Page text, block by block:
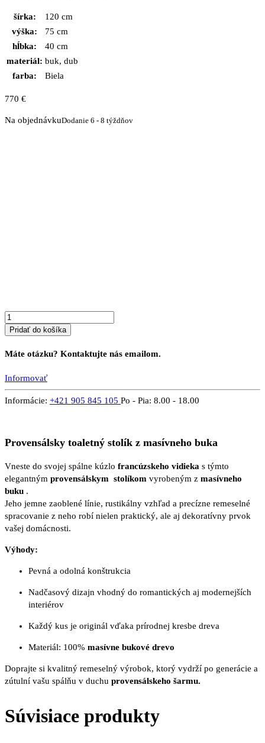
šírka:
120 cm
výška:
75 cm
hĺbka:
40 cm
materiál: buk, dub
farba:
Biela
770 €
Na objednávkuDodanie 6 - 8 týždňov
Pridať do košíka
Máte otázku? Kontaktujte nás emailom.
Informovať
Informácie: +421 905 845 105 Po - Pia: 8.00 - 18.00
Provensálsky toaletný stolík z masívneho buka
Vneste do svojej spálne kúzlo francúzskeho vidieka s týmto
elegantným provensálskym stolíkom vyrobeným z masívneho
buku .
Jeho jemne zaoblené línie, rustikálny vzhľad a precízne remeselné
spracovanie z neho robí nielen praktický, ale aj dekoratívny prvok
vašej domácnosti.
Výhody:
Pevná a odolná konštrukcia
Nadčasový dizajn vhodný do romantických aj modernejších
interiérov
Každý kus je originál vďaka prírodnej kresbe dreva
Materiál: 100% masívne bukové drevo
Doprajte si kvalitný remeselný výrobok, ktorý vydrží po generácie a
zútulní vašu spálňu v duchu provensálskeho šarmu.
Súvisiace produkty